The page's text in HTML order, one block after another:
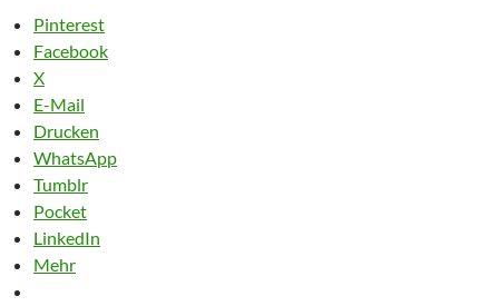
Pinterest
Facebook
X
E-Mail
Drucken
WhatsApp
Tumblr
Pocket
LinkedIn
Mehr